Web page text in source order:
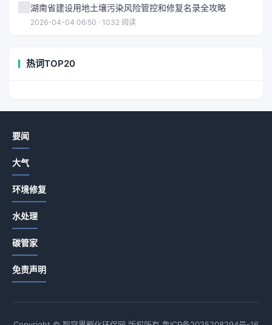
湖南省建设用地土壤污染风险管控和修复名录全攻略
2026-04-04 06:50 · 1032 阅读
热词TOP20
要闻
大气
环境修复
水处理
碳管家
免责声明